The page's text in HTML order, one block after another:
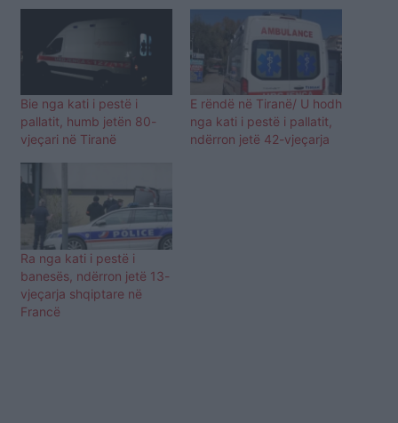
Bie nga kati i pestë i
pallatit, humb jetën 80-
vjeçari në Tiranë
E rëndë në Tiranë/ U hodh
nga kati i pestë i pallatit,
ndërron jetë 42-vjeçarja
Ra nga kati i pestë i
banesës, ndërron jetë 13-
vjeçarja shqiptare në
Francë